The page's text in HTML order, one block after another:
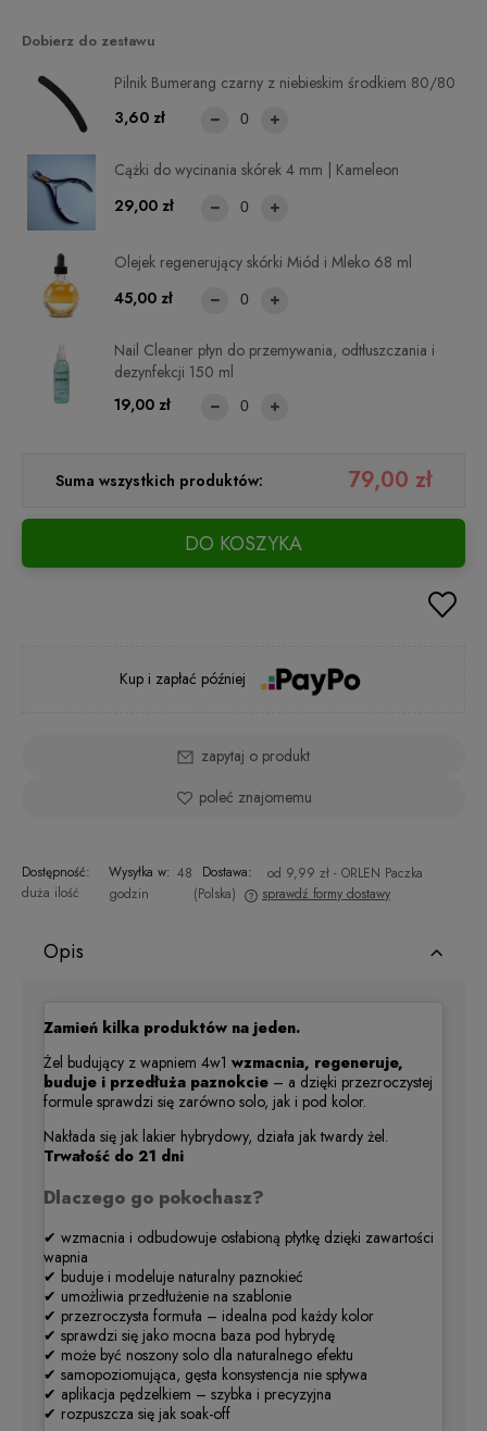
Dobierz do zestawu
Olejek regenerujący skórki Miód i Mleko 68 ml
45,00 zł
Pilnik Bumerang czarny z niebieskim środkiem 80/80
3,60 zł
Cążki do wycinania skórek 4 mm | Kameleon
29,00 zł
Nail Cleaner płyn do przemywania, odtłuszczania i
dezynfekcji 150 ml
19,00 zł
Suma wszystkich produktów: 79,00 zł
DO KOSZYKA
Kup i zapłać później
zapytaj o produkt
poleć znajomemu
Dostępność:
duża ilość
Wysyłka w: 48
godzin
Dostawa: od 9,99 zł - ORLEN Paczka
(Polska)
sprawdź formy dostawy
Opis
Zamień kilka produktów na jeden.
Żel budujący z wapniem 4w1 wzmacnia, regeneruje,
buduje i przedłuża paznokcie – a dzięki przezroczystej
formule sprawdzi się zarówno solo, jak i pod kolor.
Nakłada się jak lakier hybrydowy, działa jak twardy żel.
Trwałość do 21 dni
Dlaczego go pokochasz?
✔ wzmacnia i odbudowuje osłabioną płytkę dzięki zawartości
wapnia
✔ buduje i modeluje naturalny paznokieć
✔ umożliwia przedłużenie na szablonie
✔ przezroczysta formuła – idealna pod każdy kolor
✔ sprawdzi się jako mocna baza pod hybrydę
✔ może być noszony solo dla naturalnego efektu
✔ samopoziomująca, gęsta konsystencja nie spływa
✔ aplikacja pędzelkiem – szybka i precyzyjna
✔ rozpuszcza się jak soak-off